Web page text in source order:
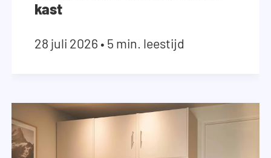
kast
28 juli 2026 • 5 min. leestijd